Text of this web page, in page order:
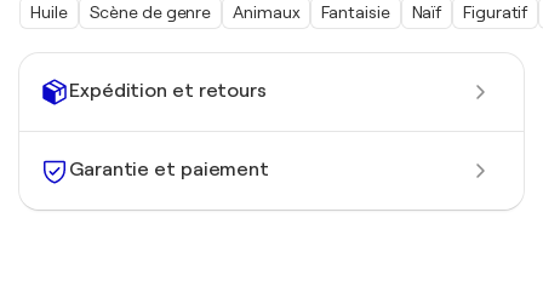
Expédition et retours
Garantie et paiement
Huile Scène de genre Animaux Fantaisie Naïf Figuratif